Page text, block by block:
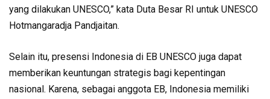
yang dilakukan UNESCO,” kata Duta Besar RI untuk UNESCO
Hotmangaradja Pandjaitan.
Selain itu, presensi Indonesia di EB UNESCO juga dapat
memberikan keuntungan strategis bagi kepentingan
nasional. Karena, sebagai anggota EB, Indonesia memiliki